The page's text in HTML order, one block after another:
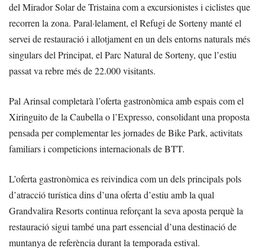
del Mirador Solar de Tristaina com a excursionistes i ciclistes que
recorren la zona. Paral·lelament, el Refugi de Sorteny manté el
servei de restauració i allotjament en un dels entorns naturals més
singulars del Principat, el Parc Natural de Sorteny, que l’estiu
passat va rebre més de 22.000 visitants.
Pal Arinsal completarà l’oferta gastronòmica amb espais com el
Xiringuito de la Caubella o l’Expresso, consolidant una proposta
pensada per complementar les jornades de Bike Park, activitats
familiars i competicions internacionals de BTT.
L’oferta gastronòmica es reivindica com un dels principals pols
d’atracció turística dins d’una oferta d’estiu amb la qual
Grandvalira Resorts continua reforçant la seva aposta perquè la
restauració sigui també una part essencial d’una destinació de
muntanya de referència durant la temporada estival.